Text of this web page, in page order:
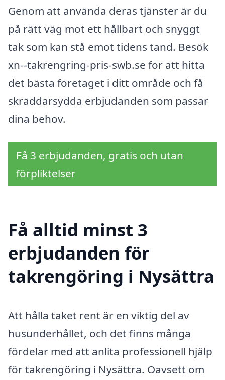
Genom att använda deras tjänster är du
på rätt väg mot ett hållbart och snyggt
tak som kan stå emot tidens tand. Besök
xn--takrengring-pris-swb.se för att hitta
det bästa företaget i ditt område och få
skräddarsydda erbjudanden som passar
dina behov.
Få 3 erbjudanden, gratis och utan
förpliktelser
Få alltid minst 3
erbjudanden för
takrengöring i Nysättra
Att hålla taket rent är en viktig del av
husunderhållet, och det finns många
fördelar med att anlita professionell hjälp
för takrengöring i Nysättra. Oavsett om